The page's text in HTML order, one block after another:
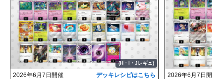
(H・I・Jレギュ)
2026年6月7日開催 デッキレシピはこちら 2026年6月7日開催